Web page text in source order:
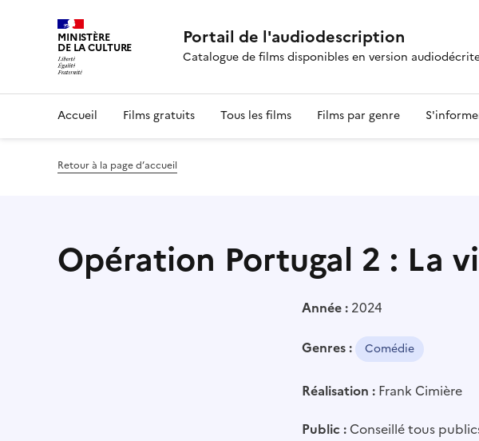
MINISTÈRE
DE LA CULTURE Portail de l'audiodescription
Catalogue de films disponibles en version
Accueil Films gratuits Tous les films Films par genre
Retour à la page d’accueil
Opération Portugal 2 : La
Année : 2024
Genres : Comédie
Réalisation : Frank Cimière
Public : Conseillé tous